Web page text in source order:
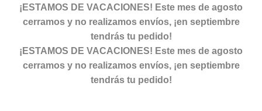
¡ESTAMOS DE VACACIONES! Este mes de agosto
cerramos y no realizamos envíos, ¡en septiembre
tendrás tu pedido!
¡ESTAMOS DE VACACIONES! Este mes de agosto
cerramos y no realizamos envíos, ¡en septiembre
tendrás tu pedido!